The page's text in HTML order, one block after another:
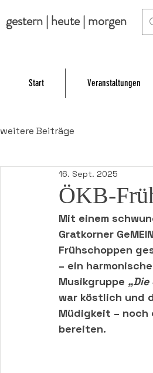
gestern | heute | morgen
Start Veranstaltungen
weitere Beiträge
ÖKB-
16. Sept. 2025
Mit einem
Gratkorner
Frühschoppen
– ein
Musikgruppe „Die
war köstlich und
Müdigkeit – noch
bereiten.